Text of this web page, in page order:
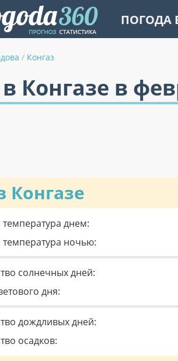
ПОГОДА
/ Конгаз
Конгазе в
Конгазе
днем:
температура ночью:
солнечных дней:
дня:
дождливых дней:
осадков: